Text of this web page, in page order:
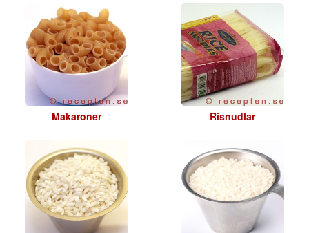
Makaroner Risnudlar